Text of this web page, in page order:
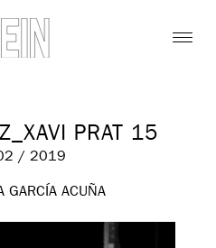
PRAT 15
/ 2019
GARCÍA ACUÑA